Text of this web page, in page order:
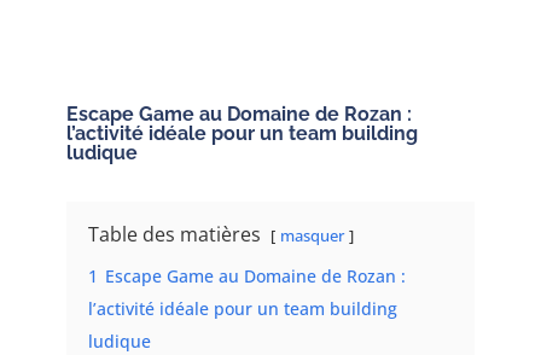
Escape Game au Domaine de Rozan :
l’activité idéale pour un team building
ludique
Table des matières masquer
1 Escape Game au Domaine de Rozan :
l’activité idéale pour un team building
ludique